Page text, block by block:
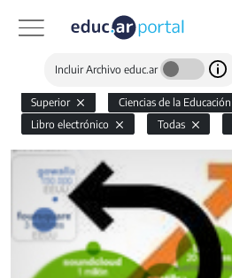
Incluir Archivo educ.ar
Superior
Ciencias de la Educación
Libro electrónico
Todas